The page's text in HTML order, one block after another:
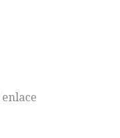
enlace